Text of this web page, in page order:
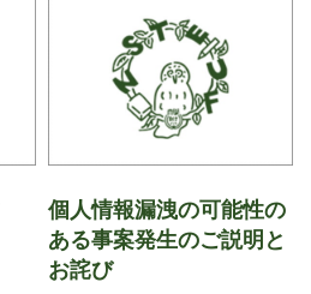
個人情報漏洩の可能性の
ある事案発生のご説明と
お詫び